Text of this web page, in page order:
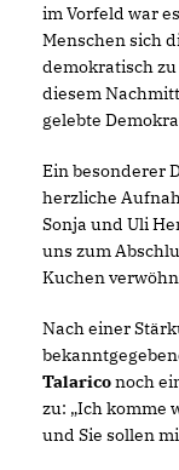
im Vorfeld war
Menschen sich
demokratisch
diesem
gelebte
Ein besonderer
herzliche
Sonja und Uli
uns zum
Kuchen
Nach einer
Talariconoch
zu: „Ich komme
und Sie sollen